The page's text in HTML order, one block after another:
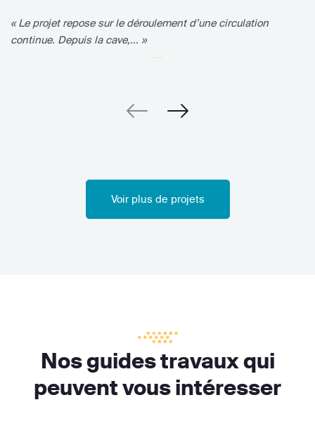
« Le projet repose sur le déroulement d’une circulation
continue. Depuis la cave,... »
Voir plus de projets
Nos guides travaux qui
peuvent vous intéresser